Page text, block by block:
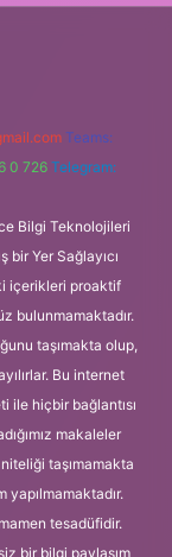
Teams:
0 726 Telegram:
Bilgi Teknolojileri
bir Yer Sağlayıcı
içerikleri proaktif
bulunmamaktadır.
taşımakta olup,
Bu internet
ile hiçbir bağlantısı
makaleler
taşımamakta
tesadüfidir.
bir bilgi paylaşım